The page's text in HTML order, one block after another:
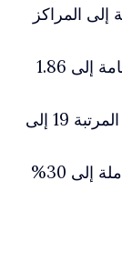
إلى المراكز
زيادة أصول صندوق الاستثمارات العامة إلى 1.86
تحسين المركز الاقتصادي للبلاد من المرتبة 19 إلى
زيادة مشاركة المرأة في القوى العاملة إلى 30%